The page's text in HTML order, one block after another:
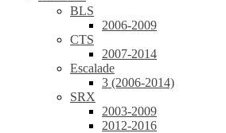
BLS
2006-2009
CTS
2007-2014
Escalade
3 (2006-2014)
SRX
2003-2009
2012-2016